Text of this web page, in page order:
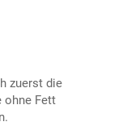
zuerst die
ohne Fett